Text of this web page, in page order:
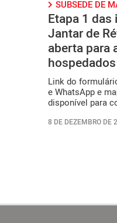
SUBSEDE DE
Etapa 1
Jantar de
aberta para
hospedados
Link do
e WhatsApp e
disponível para
8 DE DEZEMBRO DE